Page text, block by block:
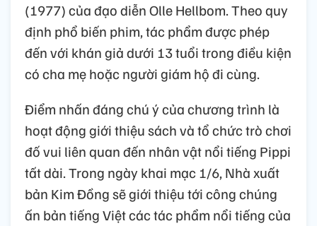
(1977) của đạo diễn Olle Hellbom. Theo quy
định phổ biến phim, tác phẩm được phép
đến với khán giả dưới 13 tuổi trong điều kiện
có cha mẹ hoặc người giám hộ đi cùng.
Điểm nhấn đáng chú ý của chương trình là
hoạt động giới thiệu sách và tổ chức trò chơi
đố vui liên quan đến nhân vật nổi tiếng Pippi
tất dài. Trong ngày khai mạc 1/6, Nhà xuất
bản Kim Đồng sẽ giới thiệu tới công chúng
ấn bản tiếng Việt các tác phẩm nổi tiếng của